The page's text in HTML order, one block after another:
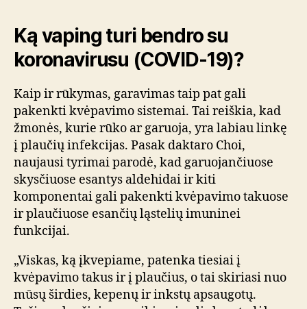
Ką vaping turi bendro su
koronavirusu (COVID-19)?
Kaip ir rūkymas, garavimas taip pat gali
pakenkti kvėpavimo sistemai. Tai reiškia, kad
žmonės, kurie rūko ar garuoja, yra labiau linkę
į plaučių infekcijas. Pasak daktaro Choi,
naujausi tyrimai parodė, kad garuojančiuose
skysčiuose esantys aldehidai ir kiti
komponentai gali pakenkti kvėpavimo takuose
ir plaučiuose esančių ląstelių imuninei
funkcijai.
„Viskas, ką įkvepiame, patenka tiesiai į
kvėpavimo takus ir į plaučius, o tai skiriasi nuo
mūsų širdies, kepenų ir inkstų apsaugotų.